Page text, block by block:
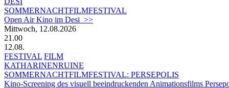
SOMMERNACHTFILMFESTIVAL
Open Air Kino im Desi >>
Mittwoch, 12.08.2026
21.00
12.08.
FESTIVAL FILM
KATHARINENRUINE
SOMMERNACHTFILMFESTIVAL: PERSEPOLIS
Kino-Screening des visuell beeindruckenden Animationsfilms